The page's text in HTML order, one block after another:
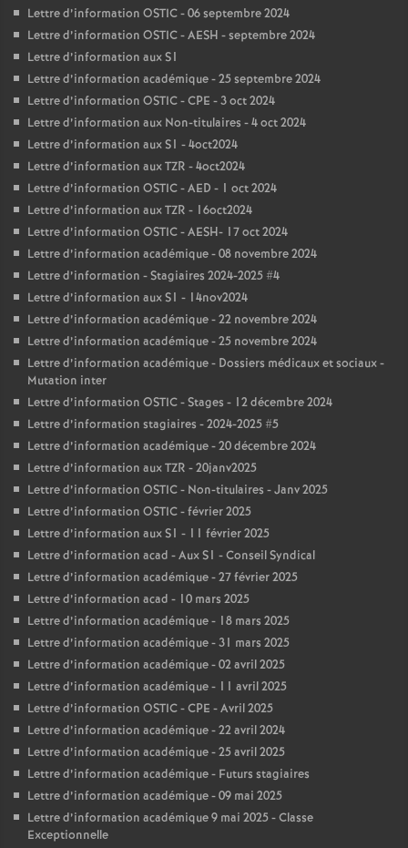
Lettre d’information OSTIC - 06 septembre 2024
Lettre d’information OSTIC - AESH - septembre 2024
Lettre d’information aux S1
Lettre d’information académique - 25 septembre 2024
Lettre d’information OSTIC - CPE - 3 oct 2024
Lettre d’information aux Non-titulaires - 4 oct 2024
Lettre d’information aux S1 - 4oct2024
Lettre d’information aux TZR - 4oct2024
Lettre d’information OSTIC - AED - 1 oct 2024
Lettre d’information aux TZR - 16oct2024
Lettre d’information OSTIC - AESH- 17 oct 2024
Lettre d’information académique - 08 novembre 2024
Lettre d’information - Stagiaires 2024-2025 #4
Lettre d’information aux S1 - 14nov2024
Lettre d’information académique - 22 novembre 2024
Lettre d’information académique - 25 novembre 2024
Lettre d’information académique - Dossiers médicaux et sociaux -
Mutation inter
Lettre d’information OSTIC - Stages - 12 décembre 2024
Lettre d’information stagiaires - 2024-2025 #5
Lettre d’information académique - 20 décembre 2024
Lettre d’information aux TZR - 20janv2025
Lettre d’information OSTIC - Non-titulaires - Janv 2025
Lettre d’information OSTIC - février 2025
Lettre d’information aux S1 - 11 février 2025
Lettre d’information acad - Aux S1 - Conseil Syndical
Lettre d’information académique - 27 février 2025
Lettre d’information acad - 10 mars 2025
Lettre d’information académique - 18 mars 2025
Lettre d’information académique - 31 mars 2025
Lettre d’information académique - 02 avril 2025
Lettre d’information académique - 11 avril 2025
Lettre d’information OSTIC - CPE - Avril 2025
Lettre d’information académique - 22 avril 2024
Lettre d’information académique - 25 avril 2025
Lettre d’information académique - Futurs stagiaires
Lettre d’information académique - 09 mai 2025
Lettre d’information académique 9 mai 2025 - Classe
Exceptionnelle